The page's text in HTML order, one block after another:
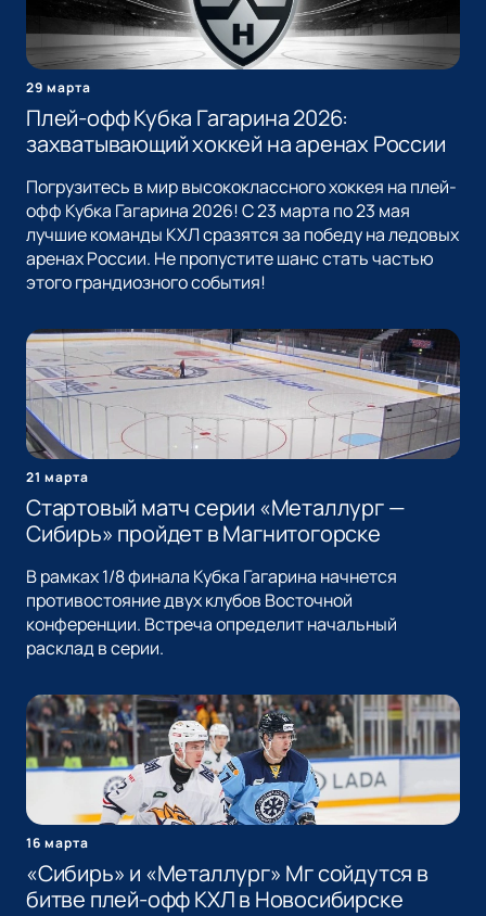
29 марта
Плей-офф Кубка Гагарина 2026:
захватывающий хоккей на аренах России
Погрузитесь в мир высококлассного хоккея на плей-
офф Кубка Гагарина 2026! С 23 марта по 23 мая
лучшие команды КХЛ сразятся за победу на ледовых
аренах России. Не пропустите шанс стать частью
этого грандиозного события!
21 марта
Стартовый матч серии «Металлург —
Сибирь» пройдет в Магнитогорске
В рамках 1/8 финала Кубка Гагарина начнется
противостояние двух клубов Восточной
конференции. Встреча определит начальный
расклад в серии.
16 марта
«Сибирь» и «Металлург» Мг сойдутся в
битве плей-офф КХЛ в Новосибирске